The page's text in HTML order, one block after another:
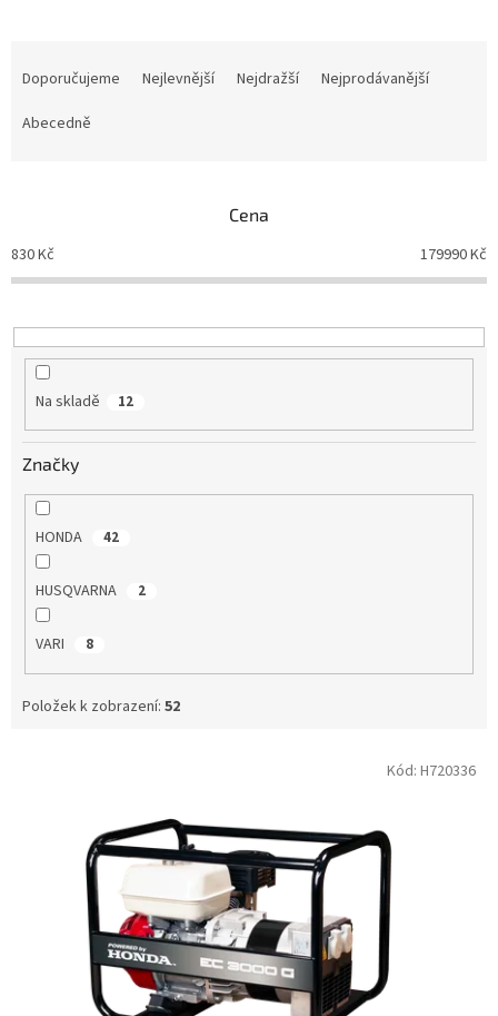
o
d
k
t
Doporučujeme Nejlevnější Nejdražší
Nejprodávanější
Abecedně
Cena
830Kč 179990Kč
Na skladě 12
Značky
HONDA 42
HUSQVARNA 2
VARI 8
Položek k zobrazení: 52
Kód: H720336